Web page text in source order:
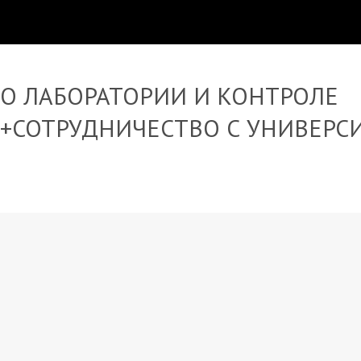
О ЛАБОРАТОРИИ И КОНТРОЛЕ
+СОТРУДНИЧЕСТВО С